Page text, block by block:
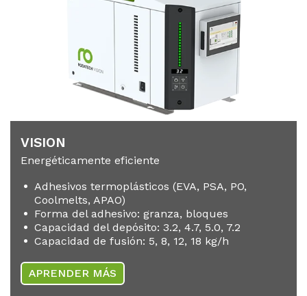
VI­SI­ON
Energéticamente eficiente
Adhesivos termoplásticos (EVA, PSA, PO,
Coolmelts, APAO)
Forma del adhesivo: granza, bloques
Capacidad del depósito: 3.2, 4.7, 5.0, 7.2
Capacidad de fusión: 5, 8, 12, 18 kg/h
APRENDER MÁS